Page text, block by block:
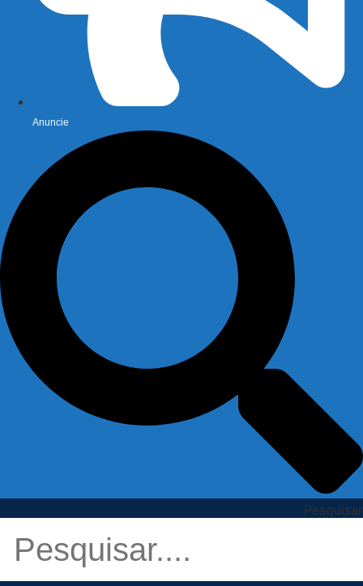
Anuncie
Pesquisar